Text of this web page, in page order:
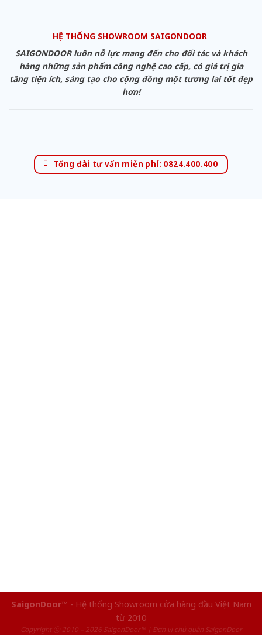
HỆ THỐNG SHOWROOM SAIGONDOOR
SAIGONDOOR luôn nỗ lực mang đến cho đối tác và khách
hàng những sản phẩm công nghệ cao cấp, có giá trị gia
tăng tiện ích, sáng tạo cho cộng đồng một tương lai tốt đẹp
hơn!
Tổng đài tư vấn miễn phí: 0824.400.400
SaigonDoor™ - Hệ thống Showroom cửa hàng đầu Việt Nam
từ 2010
Copyright ⓒ 2010 – 2026 SaigonDoor™ | Đơn vị chủ quản SaigonDoor